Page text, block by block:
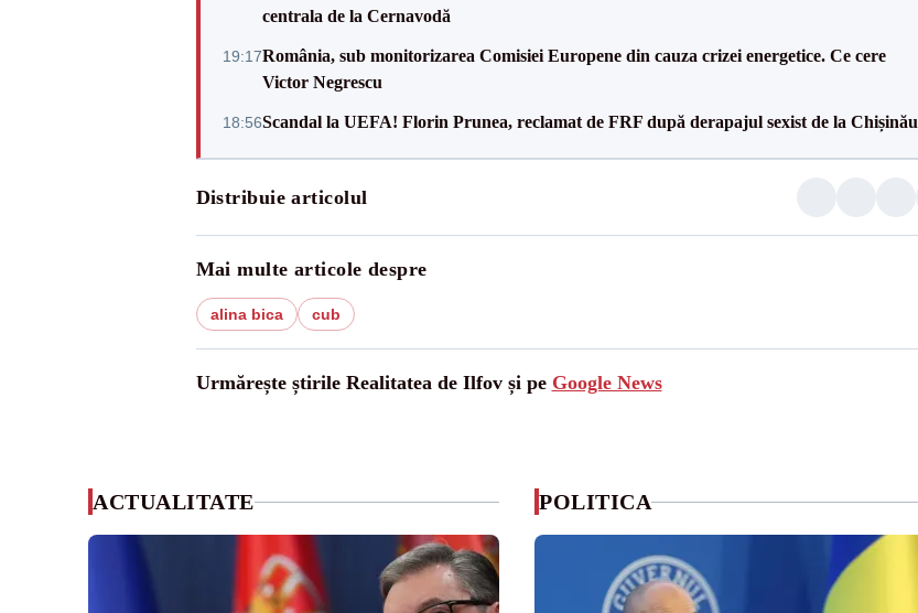
centrala de la Cernavodă
19:17România, sub monitorizarea Comisiei Europene din cauza crizei energetice. Ce cere
Victor Negrescu
18:56Scandal la UEFA! Florin Prunea, reclamat de FRF după derapajul sexist de la Chișinău
Distribuie articolul
Mai multe articole despre
alina bica cub
Urmărește știrile Realitatea de Ilfov și pe Google News
ACTUALITATE POLITICA